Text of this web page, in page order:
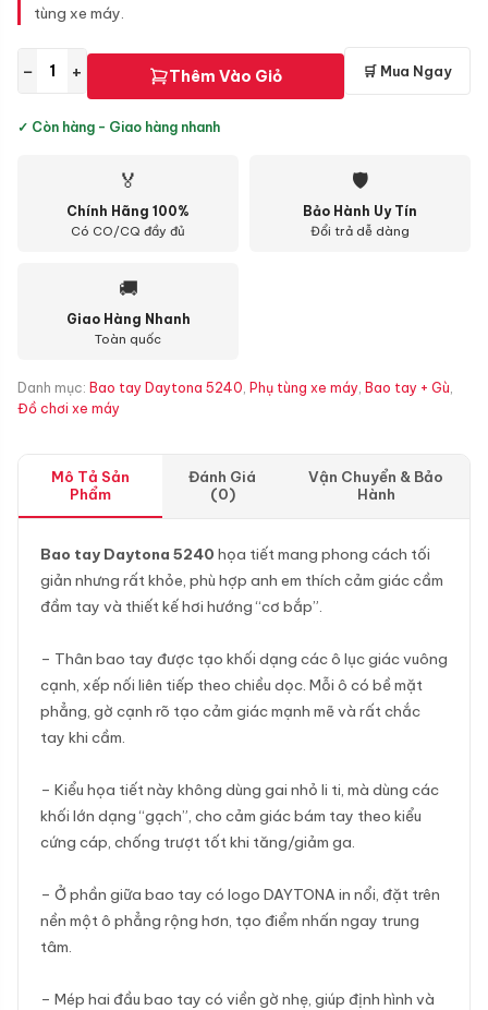
tùng xe máy.
− + Thêm Vào Giỏ 🛒 Mua Ngay
✓ Còn hàng - Giao hàng nhanh
🏅
Chính Hãng 100%
Có CO/CQ đầy đủ
🛡
Bảo Hành Uy Tín
Đổi trả dễ dàng
🚚
Giao Hàng Nhanh
Toàn quốc
Danh mục: Bao tay Daytona 5240, Phụ tùng xe máy, Bao tay + Gù,
Đồ chơi xe máy
Mô Tả Sản
Phẩm
Đánh Giá
(0)
Vận Chuyển & Bảo
Hành
Bao tay Daytona 5240 họa tiết mang phong cách tối
giản nhưng rất khỏe, phù hợp anh em thích cảm giác cầm
đầm tay và thiết kế hơi hướng “cơ bắp”.
– Thân bao tay được tạo khối dạng các ô lục giác vuông
cạnh, xếp nối liên tiếp theo chiều dọc. Mỗi ô có bề mặt
phẳng, gờ cạnh rõ tạo cảm giác mạnh mẽ và rất chắc
tay khi cầm.
– Kiểu họa tiết này không dùng gai nhỏ li ti, mà dùng các
khối lớn dạng “gạch”, cho cảm giác bám tay theo kiểu
cứng cáp, chống trượt tốt khi tăng/giảm ga.
– Ở phần giữa bao tay có logo DAYTONA in nổi, đặt trên
nền một ô phẳng rộng hơn, tạo điểm nhấn ngay trung
tâm.
– Mép hai đầu bao tay có viền gờ nhẹ, giúp định hình và